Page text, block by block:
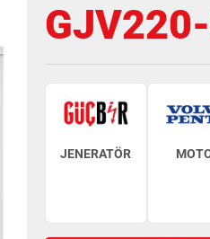
JENERATÖR